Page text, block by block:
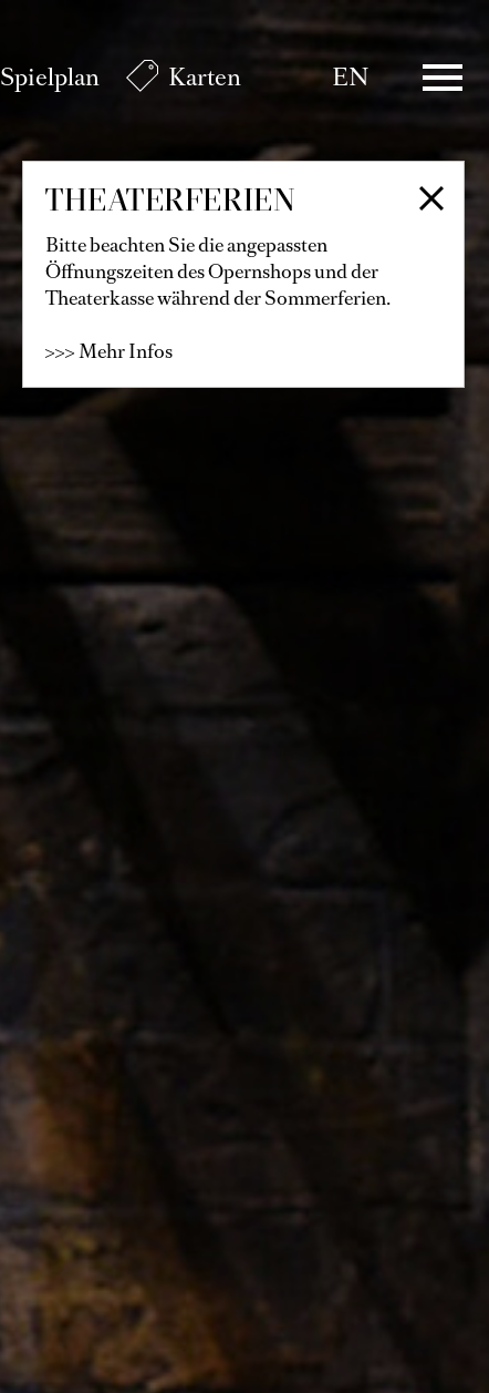
Spielplan
Karten EN
THEATERFERIEN
Bitte beachten Sie die angepassten
Öffnungszeiten des Opernshops und der
Theaterkasse während der Sommerferien.
>>> Mehr Infos